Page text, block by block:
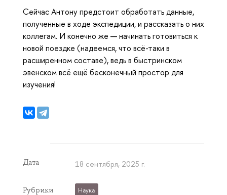
Сейчас Антону предстоит обработать данные,
полученные в ходе экспедиции, и рассказать о них
коллегам. И конечно же — начинать готовиться к
новой поездке (надеемся, что всё-таки в
расширенном составе), ведь в быстринском
эвенском всё ещё бесконечный простор для
изучения!
Дата 18 сентября, 2025 г.
Рубрики Наука